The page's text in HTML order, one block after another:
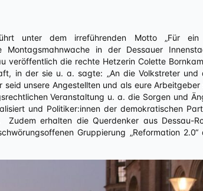
Montagsmahnwache in der Dessauer
veröffentlich die rechte Hetzerin Colette
in der sie u. a. sagte: „An die Volkstreter
seid unsere Angestellten und als eure
Veranstaltung u. a. die Sorgen und
und Politiker:innen der demokratischen
erhalten die Querdenker aus Dessau-
Gruppierung „Reformation